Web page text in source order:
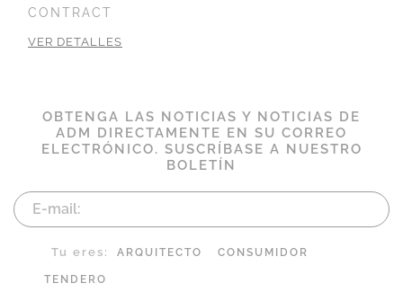
CONTRACT
VER DETALLES
OBTENGA LAS NOTICIAS Y NOTICIAS DE
ADM DIRECTAMENTE EN SU CORREO
ELECTRÓNICO. SUSCRÍBASE A NUESTRO
BOLETÍN
Tu eres: ARQUITECTO CONSUMIDOR
TENDERO